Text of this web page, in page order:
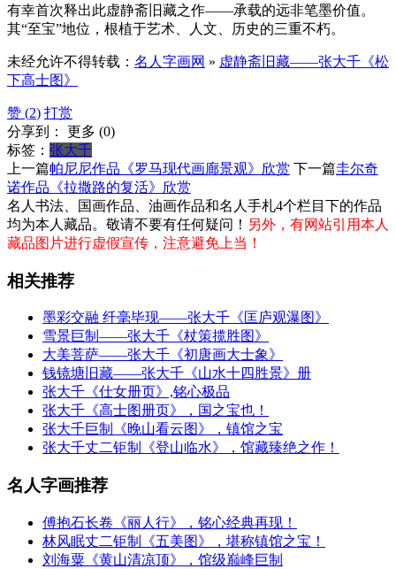
有幸首次释出此虚静斋旧藏之作——承载的远非笔墨价值。
其“至宝”地位，根植于艺术、人文、历史的三重不朽。
未经允许不得转载： 名人字画网 » 虚静斋旧藏——张大千《松
下高士图》
赞 (2) 打赏
分享到： 更多 (0)
标签： 张大千
上一篇帕尼尼作品《罗马现代画廊景观》欣赏 下一篇圭尔奇
诺作品《拉撒路的复活》欣赏
名人书法、国画作品、油画作品和名人手札4个栏目下的作品
均为本人藏品。敬请不要有任何疑问！ 另外，有网站引用本人
藏品图片进行虚假宣传，注意避免上当！
相关推荐
墨彩交融 纤毫毕现——张大千《匡庐观瀑图》
雪景巨制——张大千《杖策揽胜图》
大美菩萨——张大千《初唐画大士象》
钱镜塘旧藏——张大千《山水十四胜景》册
张大千《仕女册页》,铭心极品
张大千《高士图册页》，国之宝也！
张大千巨制《晚山看云图》，镇馆之宝
张大千丈二钜制《登山临水》，馆藏臻绝之作！
名人字画推荐
傅抱石长卷《丽人行》，铭心经典再现！
林风眠丈二钜制《五美图》，堪称镇馆之宝！
刘海粟《黄山清凉顶》，馆级巅峰巨制